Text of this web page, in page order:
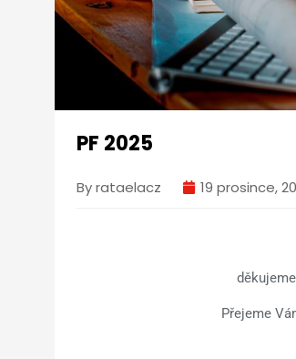
PF 2025
By rataelacz 19 prosince,
Přejeme